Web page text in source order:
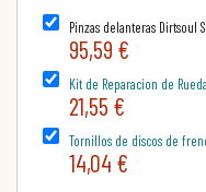
Pinzas delanteras Dirtsoul
95,59 €
Kit de Reparacion de
21,55 €
Tornillos de discos de
14,04 €